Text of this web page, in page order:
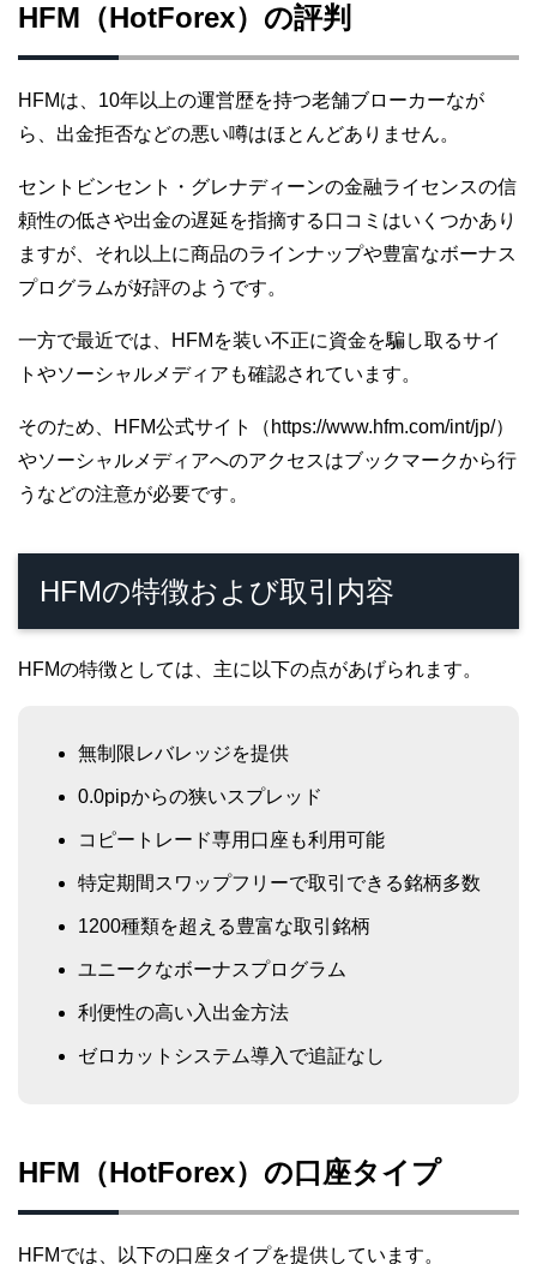
HFM（HotForex）の評判
HFMは、10年以上の運営歴を持つ老舗ブローカーなが
ら、出金拒否などの悪い噂はほとんどありません。
セントビンセント・グレナディーンの金融ライセンスの信
頼性の低さや出金の遅延を指摘する口コミはいくつかあり
ますが、それ以上に商品のラインナップや豊富なボーナス
プログラムが好評のようです。
一方で最近では、HFMを装い不正に資金を騙し取るサイ
トやソーシャルメディアも確認されています。
そのため、HFM公式サイト（https://www.hfm.com/int/jp/）
やソーシャルメディアへのアクセスはブックマークから行
うなどの注意が必要です。
HFMの特徴および取引内容
HFMの特徴としては、主に以下の点があげられます。
無制限レバレッジを提供
0.0pipからの狭いスプレッド
コピートレード専用口座も利用可能
特定期間スワップフリーで取引できる銘柄多数
1200種類を超える豊富な取引銘柄
ユニークなボーナスプログラム
利便性の高い入出金方法
ゼロカットシステム導入で追証なし
HFM（HotForex）の口座タイプ
HFMでは、以下の口座タイプを提供しています。